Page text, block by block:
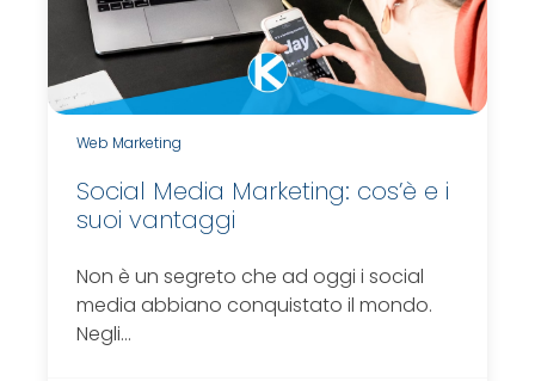
Web Marketing
Social Media Marketing: cos’è e i
suoi vantaggi
Non è un segreto che ad oggi i social
media abbiano conquistato il mondo.
Negli…